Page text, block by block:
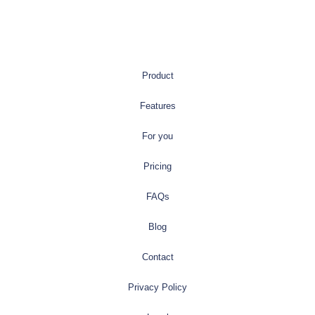
Product
Features
For you
Pricing
FAQs
Blog
Contact
Privacy Policy